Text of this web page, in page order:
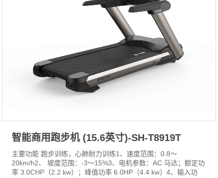
智能商用跑步机 (15.6英寸)-SH-T8919T
主要功能 跑步训练，心肺耐力训练1、速度范围：0.8～
20km/h2、 坡度范围：-3～15%3、电机参数：AC 马达；额定功
率 3.0CHP（2.2 kw）；峰值功率 6.0HP（4.4 kw）4、输入功